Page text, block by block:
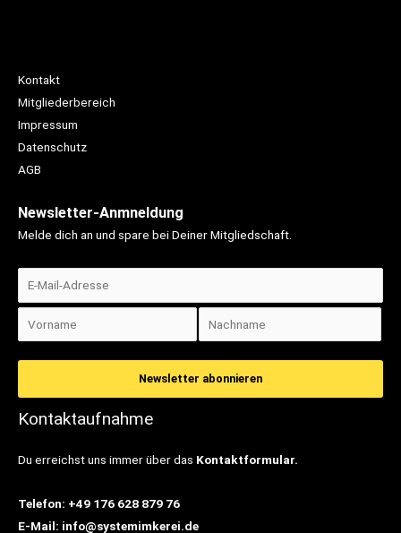
Kontakt
Mitgliederbereich
Impressum
Datenschutz
AGB
Newsletter-Anmneldung
Melde dich an und spare bei Deiner Mitgliedschaft.
Kontaktaufnahme
Du erreichst uns immer über das Kontaktformular.
Telefon: +49 176 628 879 76
E-Mail: info@systemimkerei.de